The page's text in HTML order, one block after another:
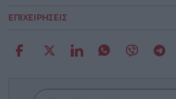
ΕΠΙΧΕΙΡΗΣΕΙΣ